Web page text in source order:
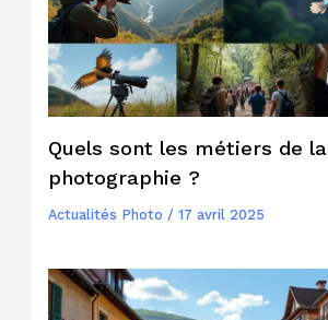
Quels sont les métiers de la
photographie ?
Actualités Photo / 17 avril 2025